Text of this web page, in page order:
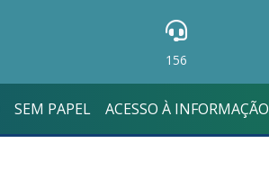
156
SEM PAPEL ACESSO À INFORMAÇÃO